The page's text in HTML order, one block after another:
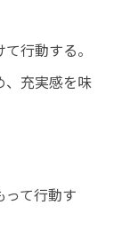
行動する。
、充実感を味
て行動す